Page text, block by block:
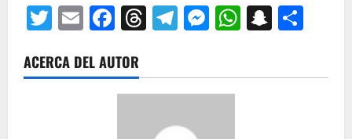
Twitter
EmailFacebook
Threads
Telegram
Messenger
ACERCA DEL AUTOR